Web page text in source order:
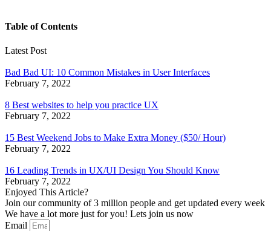
Table of Contents
Latest Post
Bad Bad UI: 10 Common Mistakes in User Interfaces
February 7, 2022
8 Best websites to help you practice UX
February 7, 2022
15 Best Weekend Jobs to Make Extra Money ($50/ Hour)
February 7, 2022
16 Leading Trends in UX/UI Design You Should Know
February 7, 2022
Enjoyed This Article?
Join our community of 3 million people and get updated every week
We have a lot more just for you! Lets join us now
Email